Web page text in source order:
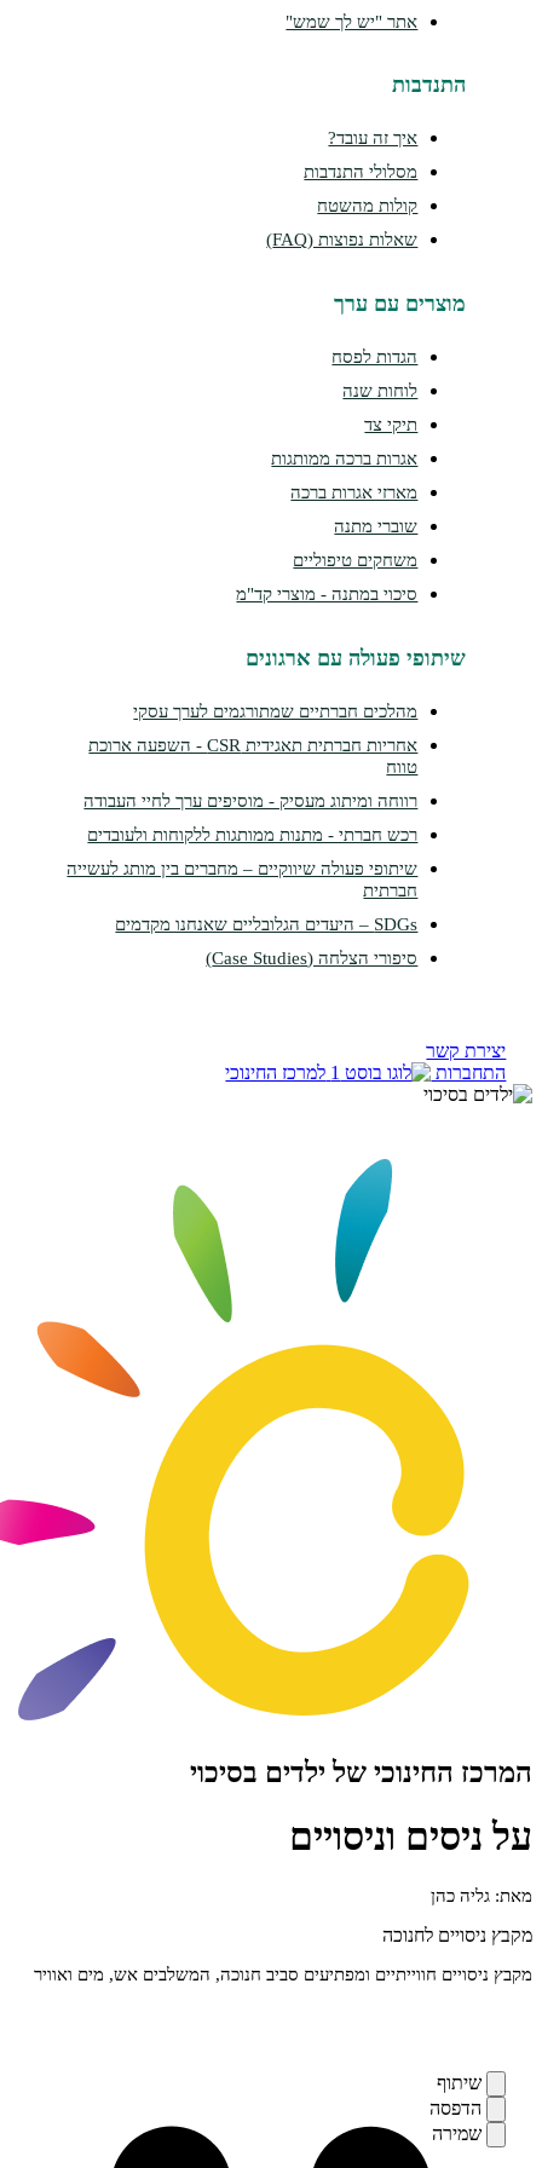
אתר "יש לך שמש"
איך זה עובד?
מסלולי התנדבות
קולות מהשטח
שאלות נפוצות (FAQ)
עם ערך
הגדות לפסח
אגרות ברכה ממותגות
מארזי אגרות ברכה
שוברי מתנה
משחקים טיפוליים
סיכוי במתנה - מוצרי קד"מ
פעולה עם ארגונים
מהלכים חברתיים שמתורגמים לערך עסקי
אחריות חברתית תאגידית CSR - השפעה ארוכת
רווחה ומיתוג מעסיק - מוסיפים ערך לחיי העבודה
רכש חברתי - מתנות ממותגות ללקוחות ולעובדים
שיתופי פעולה שיווקיים – מחברים בין מותג לעשייה
סיפורי הצלחה (Case Studies)
למרכז החינוכי
של ילדים בסיכוי
וניסויים
לחנוכה
חווייתיים ומפתיעים סביב חנוכה, המשלבים אש, מים ואוויר